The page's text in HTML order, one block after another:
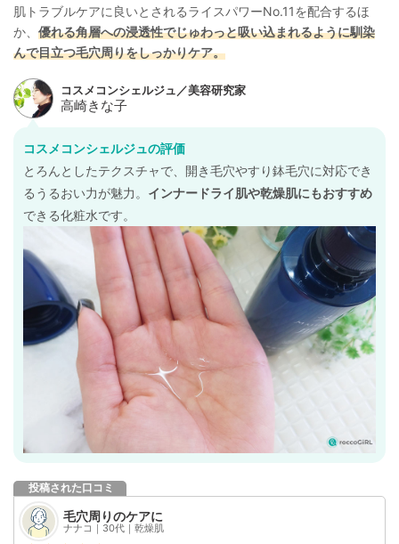
肌トラブルケアに良いとされるライスパワーNo.11を配合するほ
か、 優れる角層への浸透性でじゅわっと吸い込まれるように馴染
んで目立つ毛穴周りをしっかりケア。
コスメコンシェルジュの評価
とろんとしたテクスチャで、開き毛穴やすり鉢毛穴に対応でき
るうるおい力が魅力。 インナードライ肌や乾燥肌にもおすすめ
できる化粧水です。
投稿された口コミ
毛穴周りのケアに
ナナコ｜30代｜乾燥肌